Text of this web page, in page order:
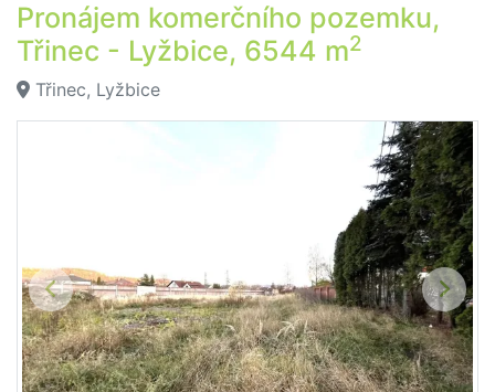
Pronájem komerčního pozemku,
Třinec - Lyžbice, 6544 m2
Třinec, Lyžbice
Předchozí Další